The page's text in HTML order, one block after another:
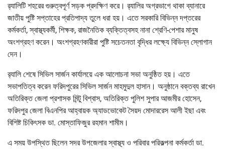
র‌্যালিটি শহরের গুরুত্বপূর্ণ সড়ক প্রদক্ষিণ করে। র‌্যালির অগ্রভাগে থাকা ব্যানারে
জাতীয় পুষ্টি সপ্তাহের প্রতিপাদ্য তুলে ধরা হয়। এতে সরকারি বিভিন্ন দপ্তরের
কর্মকর্তা, স্বাস্থ্যকর্মী, শিক্ষক, রাজনৈতিক ব্যক্তিত্বসহ নানা শ্রেণি-পেশার মানুষ
অংশগ্রহণ করেন। অংশগ্রহণকারীরা পুষ্টি সচেতনতা বৃদ্ধির লক্ষ্যে বিভিন্ন স্লোগান
দেন।
র‌্যালি শেষে সিভিল সার্জন কার্যালয়ে এক আলোচনা সভা অনুষ্ঠিত হয়। এতে
সভাপতিত্ব করেন ফরিদপুরের সিভিল সার্জন মাহমুদুল হাসান। অনুষ্ঠানে বক্তব্য রাখেন
অতিরিক্ত জেলা প্রশাসক মিন্টু বিশ্বাস, অতিরিক্ত পুলিশ সুপার আজমীর হোসেন,
ফরিদপুর জেলা বিএনপির আহ্বায়ক অ্যাডভোকেট সৈয়দ মোদাররেস আলী ইছা এবং
বিশিষ্ট চিকিৎসক ডা. মোস্তাফিজুর রহমান শামীম।
এ সময় উপস্থিত ছিলেন সদর উপজেলার স্বাস্থ্য ও পরিবার পরিকল্পনা কর্মকর্তা ডা.